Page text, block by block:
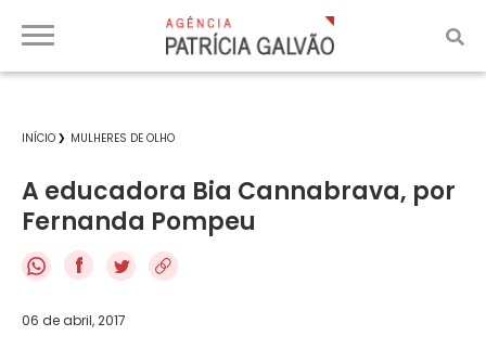
INÍCIO MULHERES DE OLHO
A educadora Bia Cannabrava, por
Fernanda Pompeu
f
06 de abril, 2017